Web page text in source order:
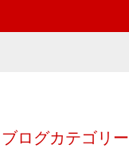
ブログカテゴリー